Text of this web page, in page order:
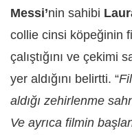
Messi’nin sahibi
collie cinsi köpeğinin
çalıştığını ve çekimi
yer aldığını belirtti. “
aldığı zehirlenme
Ve ayrıca filmin